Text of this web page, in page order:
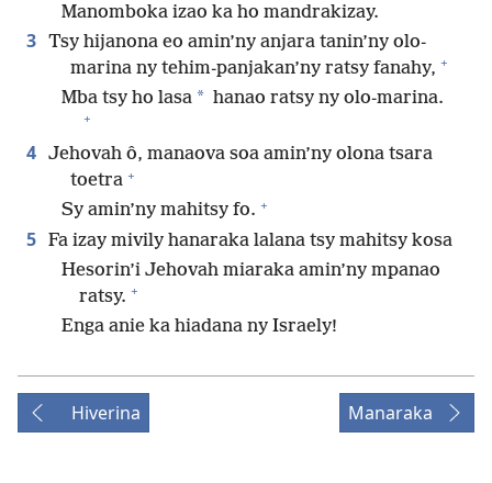
Manomboka izao ka ho mandrakizay.
3 Tsy hijanona eo amin’ny anjara tanin’ny olo-
marina ny tehim-panjakan’ny ratsy fanahy, +
Mba tsy ho lasa * hanao ratsy ny olo-marina.
+
4 Jehovah ô, manaova soa amin’ny olona tsara
toetra +
Sy amin’ny mahitsy fo. +
5 Fa izay mivily hanaraka lalana tsy mahitsy kosa
Hesorin’i Jehovah miaraka amin’ny mpanao
ratsy. +
Enga anie ka hiadana ny Israely!
Hiverina Manaraka